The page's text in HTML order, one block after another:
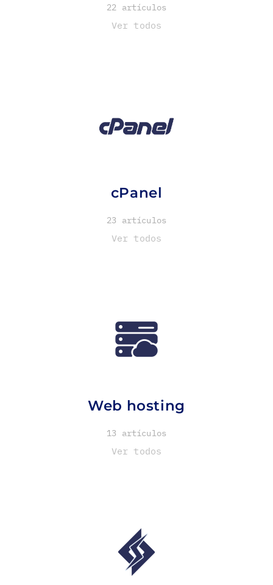
22 artículos
Ver todos
cPanel
23 artículos
Ver todos
Web hosting
13 artículos
Ver todos